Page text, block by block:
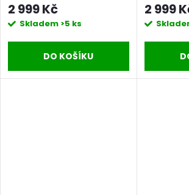
2 999 Kč
Skladem >5 ks
DO KOŠÍKU
2 999